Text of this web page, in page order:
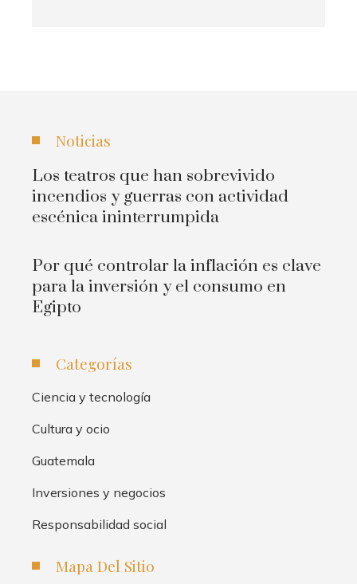
Noticias
Los teatros que han sobrevivido
incendios y guerras con actividad
escénica ininterrumpida
Por qué controlar la inflación es clave
para la inversión y el consumo en
Egipto
Categorías
Ciencia y tecnología
Cultura y ocio
Guatemala
Inversiones y negocios
Responsabilidad social
Mapa Del Sitio